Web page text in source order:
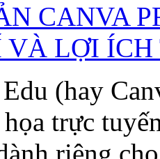
CANVA
VÀ LỢI
(hay
trực
riêng